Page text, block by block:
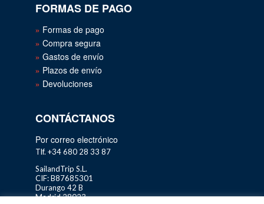
FORMAS DE PAGO
Formas de pago
Compra segura
Gastos de envío
Plazos de envío
Devoluciones
CONTÁCTANOS
Por correo electrónico
Tlf. +34 680 28 33 87
SailandTrip S.L.
CIF: B87685301
Durango 42 B
Madrid 28023